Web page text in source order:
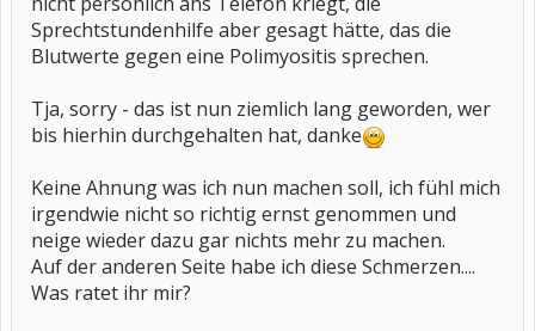
Sprechtstundenhilfe aber gesagt hätte, das die
Blutwerte gegen eine Polimyositis sprechen.
Tja, sorry - das ist nun ziemlich lang geworden, wer
bis hierhin durchgehalten hat, danke
Keine Ahnung was ich nun machen soll, ich fühl mich
irgendwie nicht so richtig ernst genommen und
neige wieder dazu gar nichts mehr zu machen.
Auf der anderen Seite habe ich diese Schmerzen....
Was ratet ihr mir?